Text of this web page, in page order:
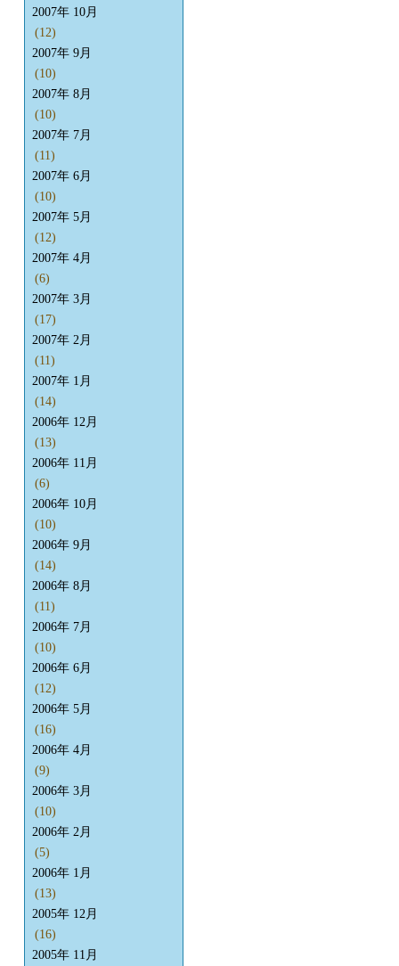
2007年 10月
(12)
2007年 9月
(10)
2007年 8月
(10)
2007年 7月
(11)
2007年 6月
(10)
2007年 5月
(12)
2007年 4月
(6)
2007年 3月
(17)
2007年 2月
(11)
2007年 1月
(14)
2006年 12月
(13)
2006年 11月
(6)
2006年 10月
(10)
2006年 9月
(14)
2006年 8月
(11)
2006年 7月
(10)
2006年 6月
(12)
2006年 5月
(16)
2006年 4月
(9)
2006年 3月
(10)
2006年 2月
(5)
2006年 1月
(13)
2005年 12月
(16)
2005年 11月